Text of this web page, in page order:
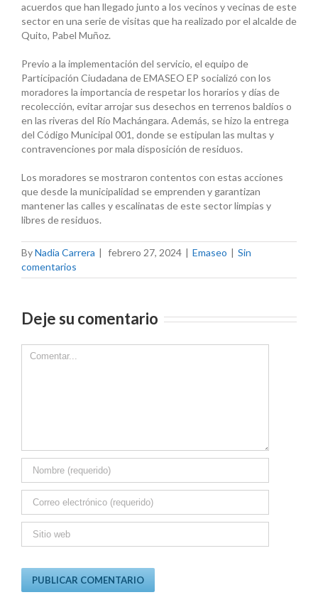
acuerdos que han llegado junto a los vecinos y vecinas de este
sector en una serie de visitas que ha realizado por el alcalde de
Quito, Pabel Muñoz.
Previo a la implementación del servicio, el equipo de
Participación Ciudadana de EMASEO EP socializó con los
moradores la importancia de respetar los horarios y días de
recolección, evitar arrojar sus desechos en terrenos baldíos o
en las riveras del Río Machángara. Además, se hizo la entrega
del Código Municipal 001, donde se estipulan las multas y
contravenciones por mala disposición de residuos.
Los moradores se mostraron contentos con estas acciones
que desde la municipalidad se emprenden y garantizan
mantener las calles y escalinatas de este sector limpias y
libres de residuos.
ByNadia Carrera | febrero 27, 2024 | Emaseo | Sin
comentarios
Deje su comentario
Comment